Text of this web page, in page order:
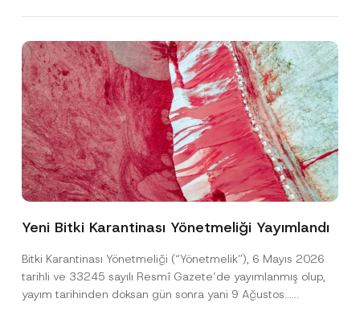
Yeni Bitki Karantinası Yönetmeliği Yayımlandı
Bitki Karantinası Yönetmeliği (“Yönetmelik”), 6 Mayıs 2026
tarihli ve 33245 sayılı Resmî Gazete’de yayımlanmış olup,
yayım tarihinden doksan gün sonra yani 9 Ağustos...
Ad*
E
-
o
t
a
*
Firma